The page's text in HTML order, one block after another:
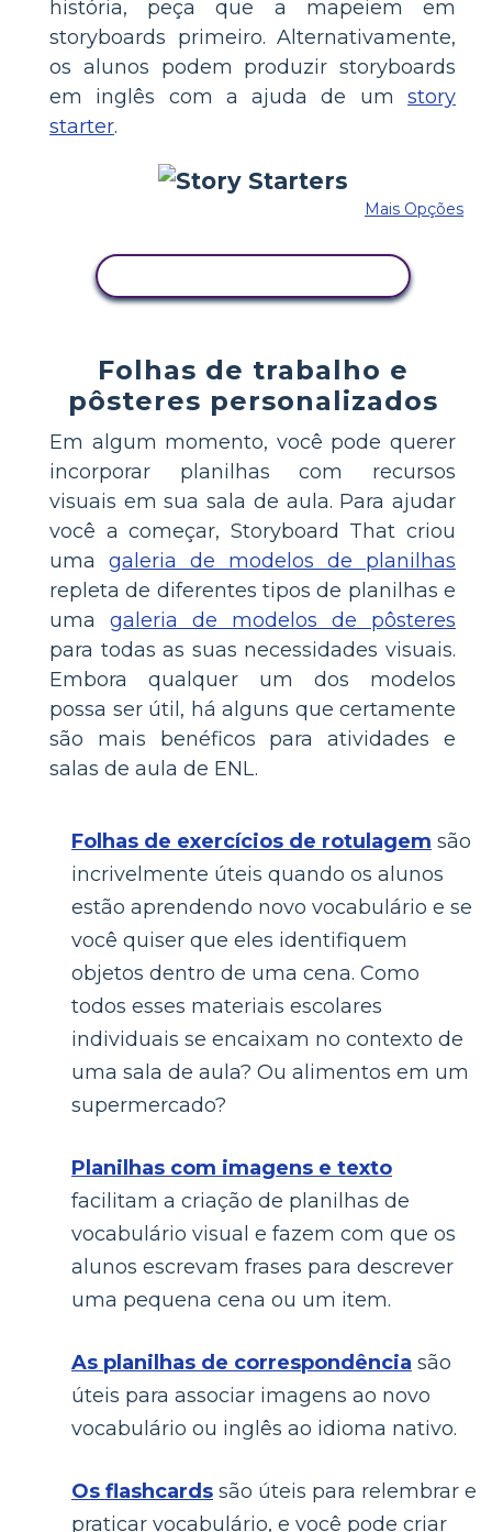
história, peça que a mapeiem em
storyboards primeiro. Alternativamente,
os alunos podem produzir storyboards
em inglês com a ajuda de um story
starter.
Mais Opções
Folhas de trabalho e
pôsteres personalizados
Em algum momento, você pode querer
incorporar planilhas com recursos
visuais em sua sala de aula. Para ajudar
você a começar, Storyboard That criou
uma galeria de modelos de planilhas
repleta de diferentes tipos de planilhas e
uma galeria de modelos de pôsteres
para todas as suas necessidades visuais.
Embora qualquer um dos modelos
possa ser útil, há alguns que certamente
são mais benéficos para atividades e
salas de aula de ENL.
Folhas de exercícios de rotulagem são
incrivelmente úteis quando os alunos
estão aprendendo novo vocabulário e se
você quiser que eles identifiquem
objetos dentro de uma cena. Como
todos esses materiais escolares
individuais se encaixam no contexto de
uma sala de aula? Ou alimentos em um
supermercado?
Planilhas com imagens e texto
facilitam a criação de planilhas de
vocabulário visual e fazem com que os
alunos escrevam frases para descrever
uma pequena cena ou um item.
As planilhas de correspondência são
úteis para associar imagens ao novo
vocabulário ou inglês ao idioma nativo.
Os flashcards são úteis para relembrar e
praticar vocabulário, e você pode criar